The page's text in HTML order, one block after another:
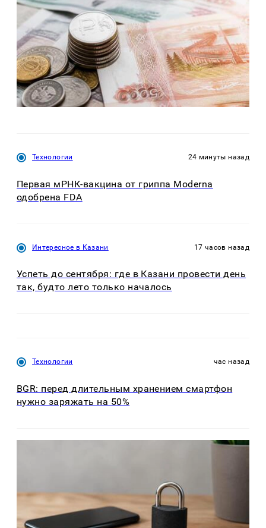
Технологии 24 минуты назад
Первая мРНК-вакцина от гриппа Moderna
одобрена FDA
Интересное в Казани 17 часов назад
Успеть до сентября: где в Казани провести день
так, будто лето только началось
Технологии час назад
BGR: перед длительным хранением смартфон
нужно заряжать на 50%